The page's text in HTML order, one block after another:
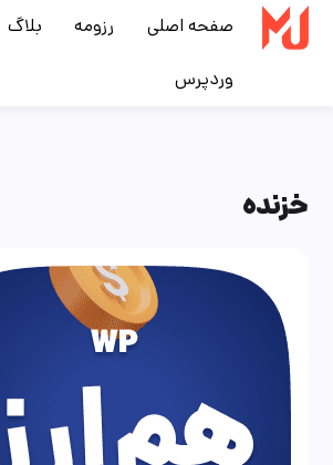
Skip
صفحه اصلی رزومه بلاگ
وردپرس
خزنده